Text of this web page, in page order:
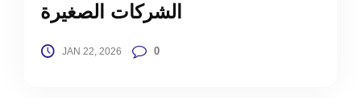
الشركات الصغيرة
JAN 22, 2026 0